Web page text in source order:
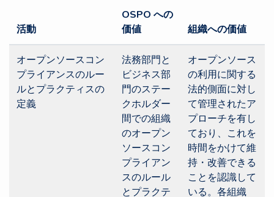
活動
OSPO への
価値
組織への価値
オープンソースコン
プライアンスのルー
ルとプラクティスの
定義
法務部門と
ビジネス部
門のステー
クホルダー
間での組織
のオープン
ソースコン
プライアン
スのルール
とプラクテ
オープンソース
の利用に関する
法的側面に対し
て管理されたア
プローチを有し
ており、これを
時間をかけて維
持・改善できる
ことを認識して
いる。各組織